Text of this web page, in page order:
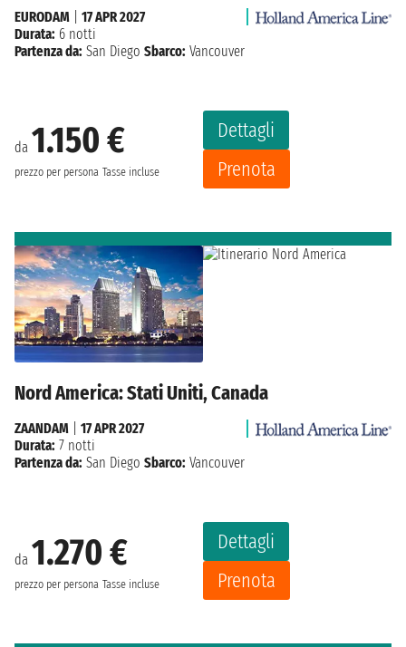
da 1.150 €
prezzo per persona Tasse incluse
Dettagli
Prenota
EURODAM
17 APR 2027
Durata: 6 notti
Partenza da: San Diego Sbarco: Vancouver
Nord America: Stati Uniti, Canada
da 1.270 €
prezzo per persona Tasse incluse
Dettagli
Prenota
ZAANDAM
17 APR 2027
Durata: 7 notti
Partenza da: San Diego Sbarco: Vancouver